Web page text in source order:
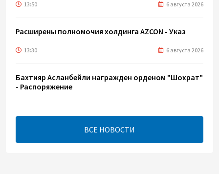
13:50 6 августа 2026
Расширены полномочия холдинга AZCON - Указ
13:30 6 августа 2026
Бахтияр Асланбейли награжден орденом "Шохрат"
- Распоряжение
bp о ходе строительства солнечной
электростанции "Шафаг"
ВСЕ НОВОСТИ